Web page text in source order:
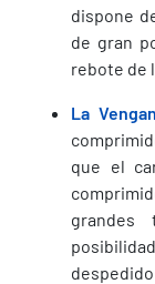
dispone
de gran
rebote de
La
que el
grandes
despedido